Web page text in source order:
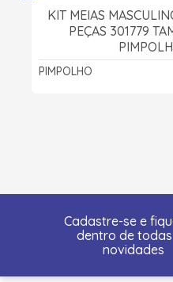
KIT MEIAS
PEÇAS 301779
PIMPOLHO
Cadastre-se e
dentro de
novidades